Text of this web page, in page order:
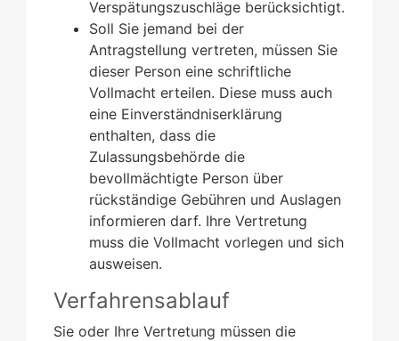
Verspätungszuschläge berücksichtigt.
Soll Sie jemand bei der
Antragstellung vertreten, müssen Sie
dieser Person eine schriftliche
Vollmacht erteilen. Diese muss auch
eine Einverständniserklärung
enthalten, dass die
Zulassungsbehörde die
bevollmächtigte Person über
rückständige Gebühren und Auslagen
informieren darf. Ihre Vertretung
muss die Vollmacht vorlegen und sich
ausweisen.
Verfahrensablauf
Sie oder Ihre Vertretung müssen die